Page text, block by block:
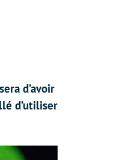
d’avoir
d’utiliser